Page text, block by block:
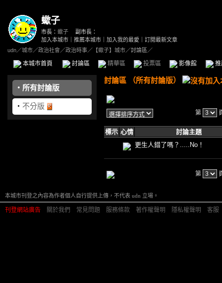
蠍子
市長： 蠍子
副市長：
加入本城市
推薦本城市 加入我的最愛
訂閱最新文章
udn／城市／政治社會／政治時事／ 【蠍子】城市／討論區／
本城市首頁 討論區 精華區 投票區 影像館
‧ 所有討論版
‧ 不分版
討論區 （所有討論版）
第
標示 心情
討論主題
更生人錯了嗎？.....No！
第
本城市刊登之內容為作者個人自行提供上傳，不代表 udn 立場。
刊登網站廣告 關於我們 常見問題 服務條款 著作權聲明 隱私權聲明 客服